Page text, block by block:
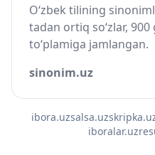
O‘zbek tilining
tadan ortiq so‘zlar,
to‘plamiga jamlangan.
sinonim.uz
ibora.uzsalsa.uz
iboralar.uz